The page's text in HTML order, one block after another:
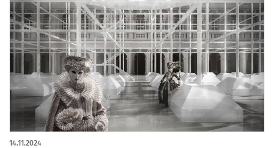
14.11.2024
artykuł z galerią zdjęć